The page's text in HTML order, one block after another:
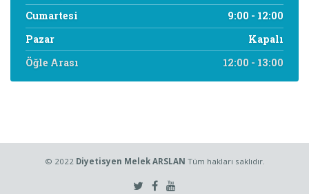
Cumartesi
9:00 - 12:00
Pazar
Kapalı
Öğle Arası
12:00 - 13:00
© 2022 Diyetisyen Melek ARSLAN Tüm hakları saklıdır.